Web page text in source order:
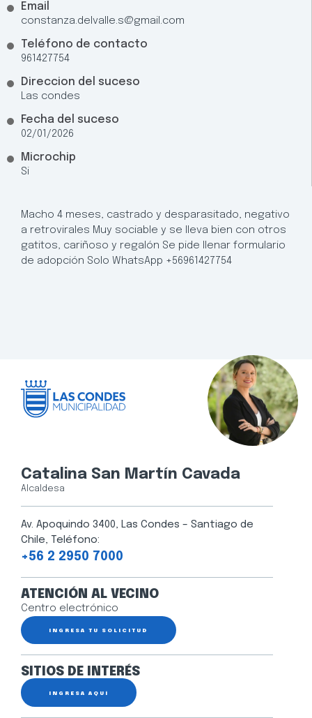
Email
constanza.delvalle.s@gmail.com
Teléfono de contacto
961427754
Direccion del suceso
Las condes
Fecha del suceso
02/01/2026
Microchip
Si
Macho 4 meses, castrado y desparasitado, negativo
a retrovirales Muy sociable y se lleva bien con otros
gatitos, cariñoso y regalón Se pide llenar formulario
de adopción Solo WhatsApp +56961427754
Catalina San Martín Cavada
Alcaldesa
Av. Apoquindo 3400, Las Condes – Santiago de
Chile, Teléfono:
+56 2 2950 7000
ATENCIÓN AL VECINO
Centro electrónico
INGRESA TU SOLICITUD
SITIOS DE INTERÉS
INGRESA AQUÍ